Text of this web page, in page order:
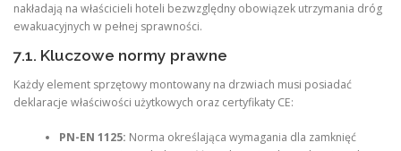
nakładają na właścicieli hoteli bezwzględny obowiązek utrzymania dróg
ewakuacyjnych w pełnej sprawności.
7.1. Kluczowe normy prawne
Każdy element sprzętowy montowany na drzwiach musi posiadać
deklaracje właściwości użytkowych oraz certyfikaty CE:
PN-EN 1125: Norma określająca wymagania dla zamknięć